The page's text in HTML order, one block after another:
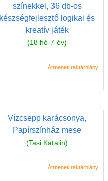
színekkel, 36 db-os
készségfejlesztő logikai és
kreatív játék
(18 hó-7 év)
Átmeneti raktárhiány
Vízcsepp karácsonya,
Papírszínház mese
(Tasi Katalin)
Átmeneti raktárhiány